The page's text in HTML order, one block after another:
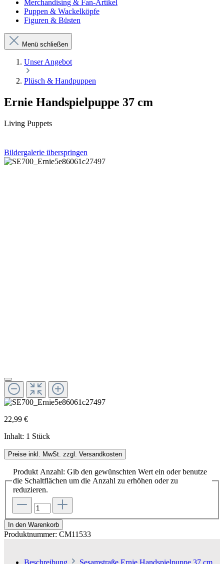
Merchandising & Fan-Artikel
Puppen & Wackelköpfe
Figuren & Büsten
Menü schließen
Unser Angebot
Plüsch & Handpuppen
Ernie Handspielpuppe 37 cm
Living Puppets
Bildergalerie überspringen
22,99 €
Inhalt: 1 Stück
Preise inkl. MwSt. zzgl. Versandkosten
Produkt Anzahl: Gib den gewünschten Wert ein oder benutze
die Schaltflächen um die Anzahl zu erhöhen oder zu
reduzieren.
In den Warenkorb
Produktnummer: CM11533